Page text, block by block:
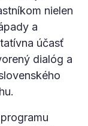
nielen
a
účasť
dialóg a